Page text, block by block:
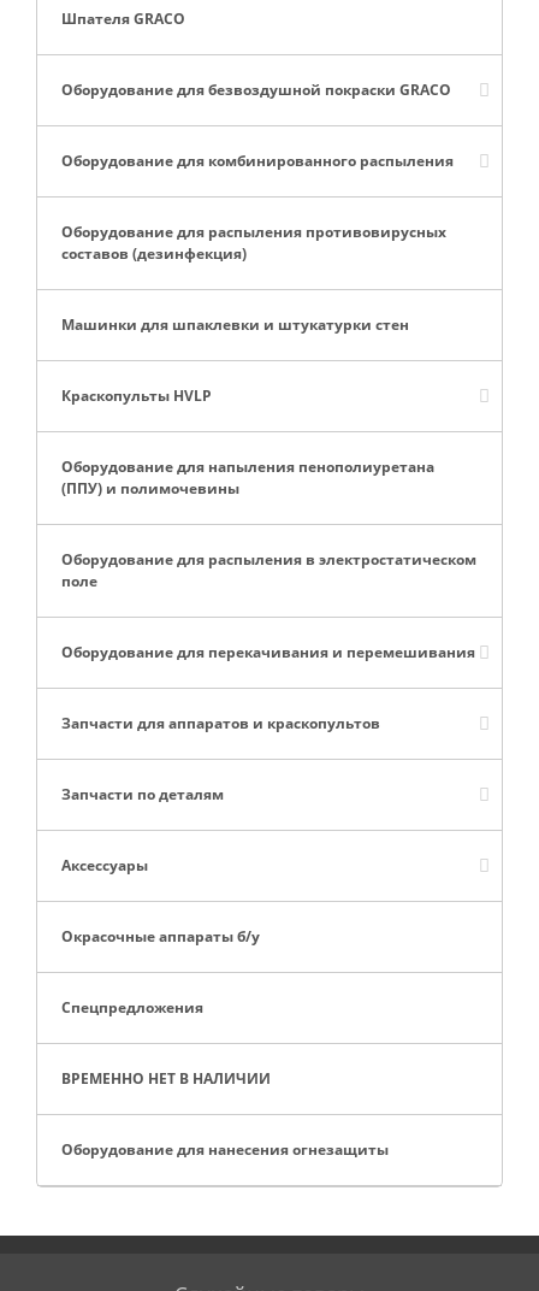
Шпателя GRACO
Оборудование для безвоздушной покраски GRACO
Оборудование для комбинированного распыления
Оборудование для распыления противовирусных
составов (дезинфекция)
Машинки для шпаклевки и штукатурки стен
Краскопульты HVLP
Оборудование для напыления пенополиуретана
(ППУ) и полимочевины
Оборудование для распыления в электростатическом
поле
Оборудование для перекачивания и перемешивания
Запчасти для аппаратов и краскопультов
Запчасти по деталям
Аксессуары
Окрасочные аппараты б/у
Спецпредложения
ВРЕМЕННО НЕТ В НАЛИЧИИ
Оборудование для нанесения огнезащиты